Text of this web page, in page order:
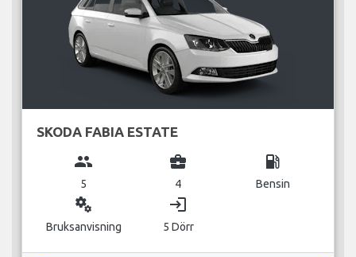
SKODA FABIA ESTATE
group
5
business_center
4
local_gas_station
Bensin
miscellaneous_services
Bruksanvisning
login
5 Dörr